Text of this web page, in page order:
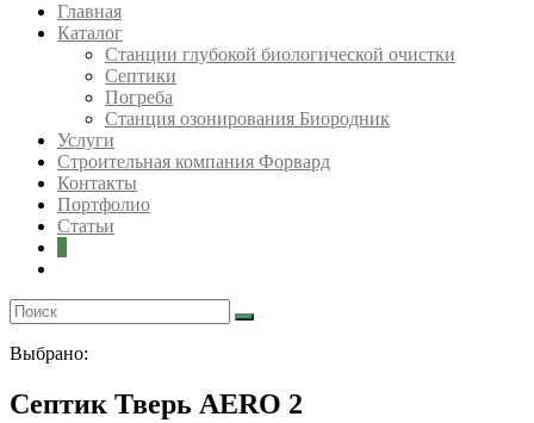
Главная
Каталог
Станции глубокой биологической очистки
Септики
Погреба
Станция озонирования Биородник
Услуги
Строительная компания Форвард
Контакты
Портфолио
Статьи
0
Выбрано:
Септик Тверь AERO 2